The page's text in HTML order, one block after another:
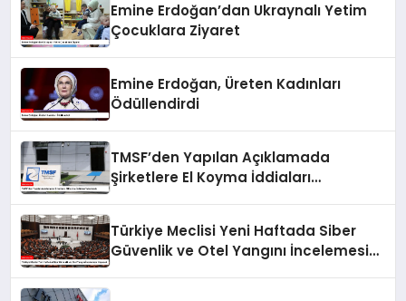
Emine Erdoğan’dan Ukraynalı Yetim
Çocuklara Ziyaret
Emine Erdoğan, Üreten Kadınları
Ödüllendirdi
TMSF’den Yapılan Açıklamada
Şirketlere El Koyma İddiaları
Türkiye Meclisi Yeni Haftada Siber
Güvenlik ve Otel Yangını İncelemesi